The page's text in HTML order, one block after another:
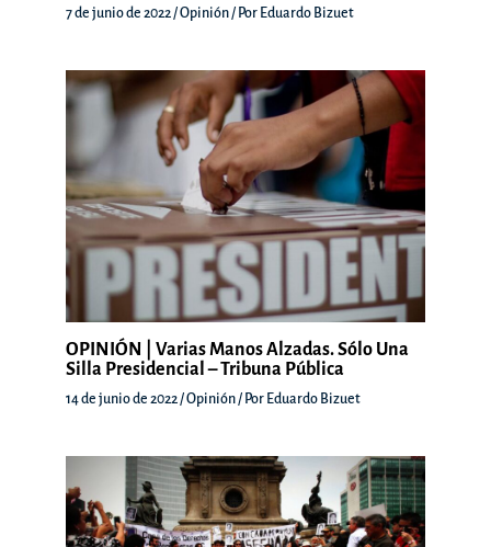
7 de junio de 2022 /Opinión / Por Eduardo Bizuet
OPINIÓN | Varias Manos Alzadas. Sólo Una
Silla Presidencial – Tribuna Pública
14 de junio de 2022 /Opinión / Por Eduardo Bizuet